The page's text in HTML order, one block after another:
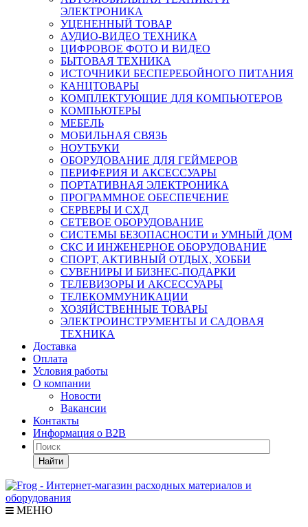
ЭЛЕКТРОНИКА
УЦЕНЕННЫЙ ТОВАР
АУДИО-ВИДЕО ТЕХНИКА
ЦИФРОВОЕ ФОТО И ВИДЕО
БЫТОВАЯ ТЕХНИКА
ИСТОЧНИКИ БЕСПЕРЕБОЙНОГО ПИТАНИЯ
КАНЦТОВАРЫ
КОМПЛЕКТУЮЩИЕ ДЛЯ КОМПЬЮТЕРОВ
КОМПЬЮТЕРЫ
МЕБЕЛЬ
МОБИЛЬНАЯ СВЯЗЬ
НОУТБУКИ
ОБОРУДОВАНИЕ ДЛЯ ГЕЙМЕРОВ
ПЕРИФЕРИЯ И АКСЕССУАРЫ
ПОРТАТИВНАЯ ЭЛЕКТРОНИКА
ПРОГРАММНОЕ ОБЕСПЕЧЕНИЕ
СЕРВЕРЫ И СХД
СЕТЕВОЕ ОБОРУДОВАНИЕ
СИСТЕМЫ БЕЗОПАСНОСТИ и УМНЫЙ ДОМ
СКС И ИНЖЕНЕРНОЕ ОБОРУДОВАНИЕ
СПОРТ, АКТИВНЫЙ ОТДЫХ, ХОББИ
СУВЕНИРЫ И БИЗНЕС-ПОДАРКИ
ТЕЛЕВИЗОРЫ И АКСЕССУАРЫ
ТЕЛЕКОММУНИКАЦИИ
ХОЗЯЙСТВЕННЫЕ ТОВАРЫ
ЭЛЕКТРОИНСТРУМЕНТЫ И САДОВАЯ
ТЕХНИКА
Доставка
Оплата
Условия работы
О компании
Новости
Вакансии
Контакты
Информация о B2B
Найти
МЕНЮ